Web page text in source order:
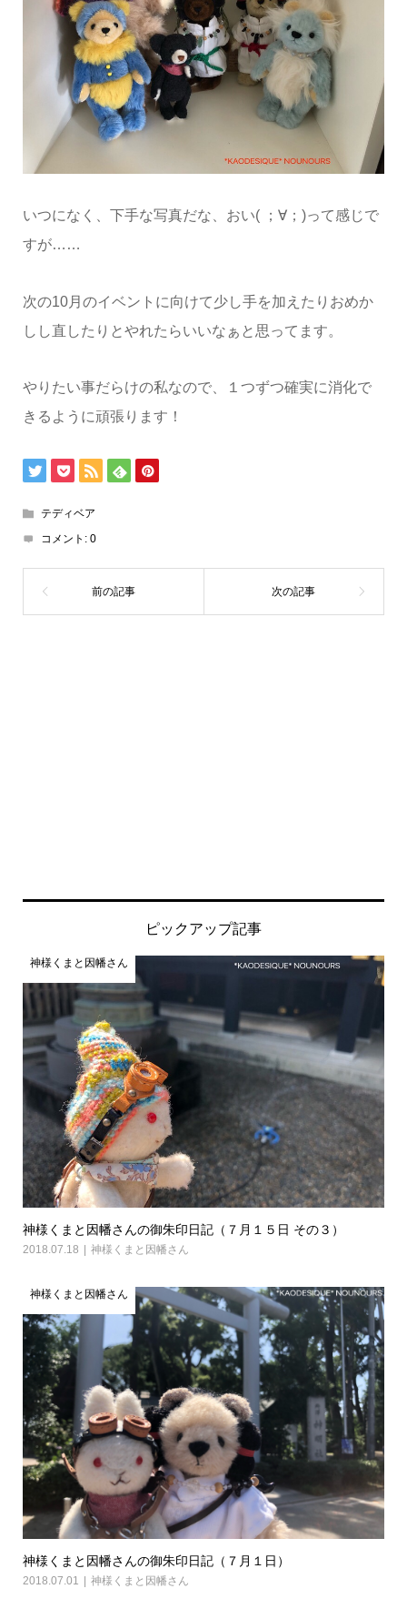
いつになく、下手な写真だな、おい( ；∀；)って感じで
すが……
次の10月のイベントに向けて少し手を加えたりおめか
しし直したりとやれたらいいなぁと思ってます。
やりたい事だらけの私なので、１つずつ確実に消化で
きるように頑張ります！
テディベア
コメント: 0
ピックアップ記事
神様くまと因幡さん
神様くまと因幡さんの御朱印日記（７月１５日 その３）
2018.07.18 神様くまと因幡さん
神様くまと因幡さん
神様くまと因幡さんの御朱印日記（７月１日）
2018.07.01 神様くまと因幡さん